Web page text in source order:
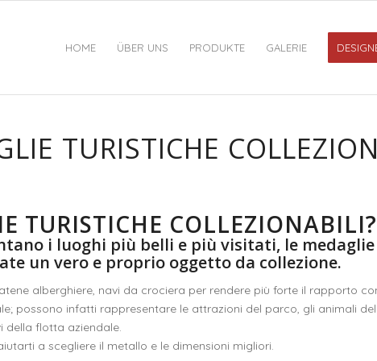
HOME ÜBER UNS PRODUKTE GALERIE
TURISTICHE
TURISTICHE COLLEZIONABILI?
i luoghi più belli e più visitati, le medaglie
un vero e proprio oggetto da collezione.
alberghiere, navi da crociera per rendere più forte il rapporto
possono infatti rappresentare le attrazioni del parco, gli animali
della flotta aziendale.
a scegliere il metallo e le dimensioni migliori.